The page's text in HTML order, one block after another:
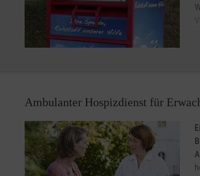
Planegger Straße 2
Am Wasserbogen Ecke Im Birket
Lochhamer Schlag, Betriebs- & Wertstoffhof
Ambulanter Hospizdienst für